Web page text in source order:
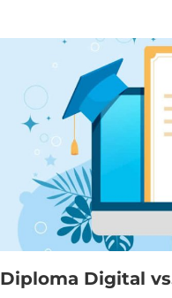
Diploma Digital